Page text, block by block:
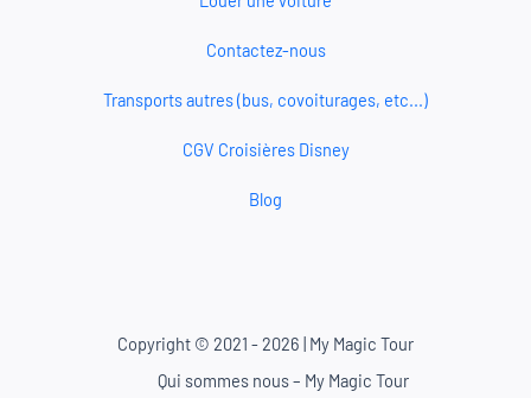
Contactez-nous
Transports autres (bus, covoiturages, etc...)
CGV Croisières Disney
Blog
Copyright © 2021 - 2026 | My Magic Tour
Qui sommes nous – My Magic Tour